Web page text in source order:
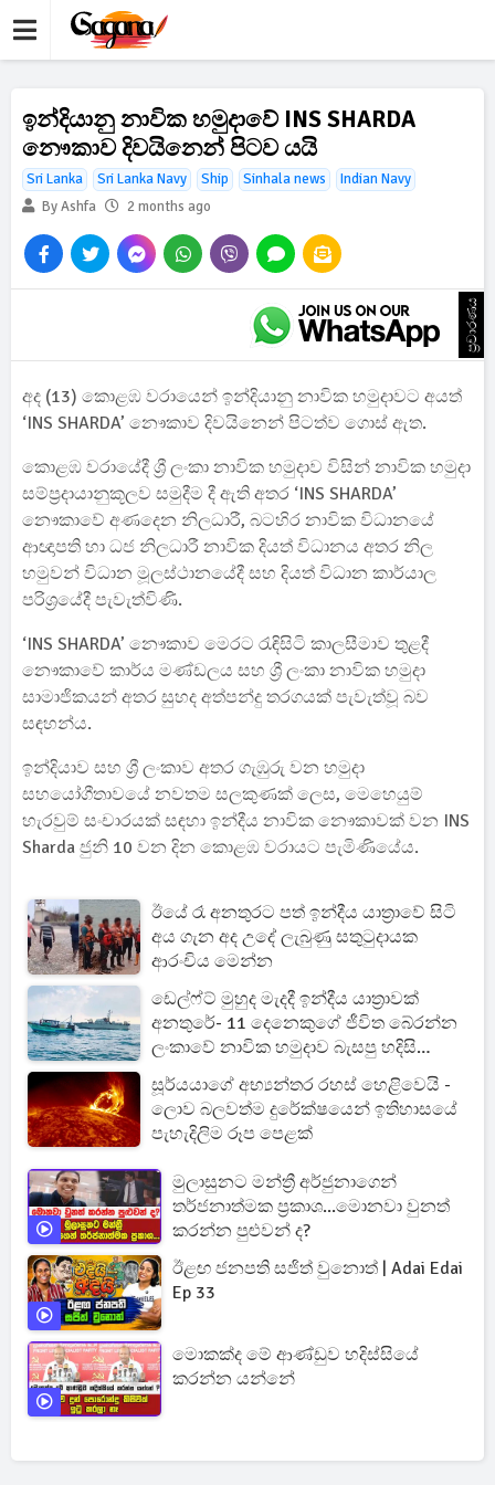
ඉන්දියානු නාවික හමුදාවේ INS SHARDA
නෞකාව දිවයිනෙන් පිටව යයි
Sri Lanka Sri Lanka Navy Ship Sinhala news
Indian Navy
By Ashfa
2 months ago
ප්‍රචාරණය
අද (13) කොළඹ වරායෙන් ඉන්දියානු නාවික හමුදාවට අයත්
‘INS SHARDA’ නෞකාව දිවයිනෙන් පිටත්ව ගොස් ඇත.
කොළඹ වරායේදී ශ්‍රී ලංකා නාවික හමුදාව විසින් නාවික හමුදා
සම්ප්‍රදායානුකූලව සමුදීම දී ඇති අතර ‘INS SHARDA’
නෞකාවේ අණදෙන නිලධාරී, බටහිර නාවික විධානයේ
ආඥාපති හා ධජ නිලධාරී නාවික දියත් විධානය අතර නිල
හමුවන් විධාන මූලස්ථානයේදී සහ දියත් විධාන කාර්යාල
පරිශ්‍රයේදී පැවැත්විණි.
‘INS SHARDA’ නෞකාව මෙරට රැඳිසිටි කාලසීමාව තුළදී
නෞකාවේ කාර්ය මණ්ඩලය සහ ශ්‍රී ලංකා නාවික හමුදා
සාමාජිකයන් අතර සුහද අත්පන්දු තරගයක් පැවැත්වූ බව
සඳහන්ය.
ඉන්දියාව සහ ශ්‍රී ලංකාව අතර ගැඹුරු වන හමුදා
සහයෝගීතාවයේ නවතම සලකුණක් ලෙස, මෙහෙයුම්
හැරවුම් සංචාරයක් සඳහා ඉන්දීය නාවික නෞකාවක් වන INS
Sharda ජුනි 10 වන දින කොළඹ වරායට පැමිණියේය.
ඊයේ රෑ අනතුරට පත් ඉන්දීය යාත්‍රාවේ සිටි
අය ගැන අද උදේ ලැබුණු සතුටුදායක
ආරංචිය මෙන්න
ඩෙල්ෆ්ට් මුහුද මැදදී ඉන්දීය යාත්‍රාවක්
අනතුරේ- 11 දෙනෙකුගේ ජීවිත බේරන්න
ලංකාවේ නාවික හමුදාව බැසපු හදිසි
මෙහෙයුම මෙන්න
සූර්යයාගේ අභ්‍යන්තර රහස් හෙළිවෙයි -
ලොව බලවත්ම දුරේක්ෂයෙන් ඉතිහාසයේ
පැහැදිලිම රූප පෙළක්
මුලාසුනට මන්ත්‍රී අර්ජුනාගෙන්
තර්ජනාත්මක ප්‍රකාශ...මොනවා වුනත්
කරන්න පුළුවන් ද?
ඊළඟ ජනපති සජිත් වුනොත් | Adai Edai
Ep 33
මොකක්ද මේ ආණ්ඩුව හදිස්සියේ
කරන්න යන්නේ